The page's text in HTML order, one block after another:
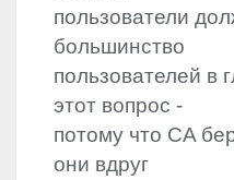
пользователи
большинство
пользователей в
этот вопрос -
потому что CA
они вдруг